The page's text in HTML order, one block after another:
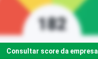
Consultar score da empresa